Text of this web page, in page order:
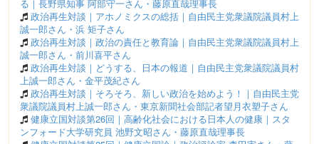
る｜長野県知事 阿部守一さん・藤原直哉理事長
政治再生対談｜アホノミクスの総括｜自由民主党衆議院議員村上
誠一郎さん・浜 矩子さん
政治再生対談｜政治の責任と教育論｜自由民主党衆議院議員村上
誠一郎さん・前川喜平さん
政治再生対談｜どうする、日本の報道｜自由民主党衆議院議員村
上誠一郎さん・金平茂紀さん
政治再生対談｜そろそろ、新しい政治を始めよう！｜自由民主党
衆議院議員村上誠一郎さん・東京新聞社会部記者望月衣塑子さん
健康立国対談第26回｜高齢化社会における日本人の健康｜スタ
ンフォード大学研究員 池野文昭さん・藤原直哉理事長